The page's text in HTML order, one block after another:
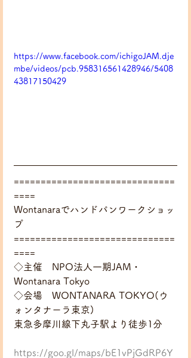
https://www.facebook.com/ichigoJAM.dje
mbe/videos/pcb.958316561428946/5408
43817150429
==============================
====
Wontanaraでハンドパンワークショッ
プ
==============================
====
◇主催　NPO法人一期JAM・
Wontanara Tokyo
◇会場　WONTANARA TOKYO(ウ
ォンタナーラ東京)
東急多摩川線下丸子駅より徒歩1分
https://goo.gl/maps/bE1vPjGdRP6Y